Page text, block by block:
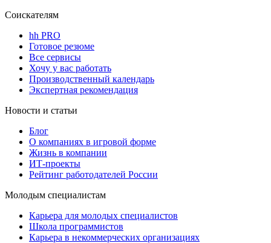
Соискателям
hh PRO
Готовое резюме
Все сервисы
Хочу у вас работать
Производственный календарь
Экспертная рекомендация
Новости и статьи
Блог
О компаниях в игровой форме
Жизнь в компании
ИТ-проекты
Рейтинг работодателей России
Молодым специалистам
Карьера для молодых специалистов
Школа программистов
Карьера в некоммерческих организациях